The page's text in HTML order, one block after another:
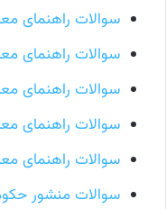
سوالات راهنمای معلم
سوالات راهنمای معلم
سوالات راهنمای معلم
سوالات راهنمای معلم
سوالات راهنمای معلم
سوالات منشور